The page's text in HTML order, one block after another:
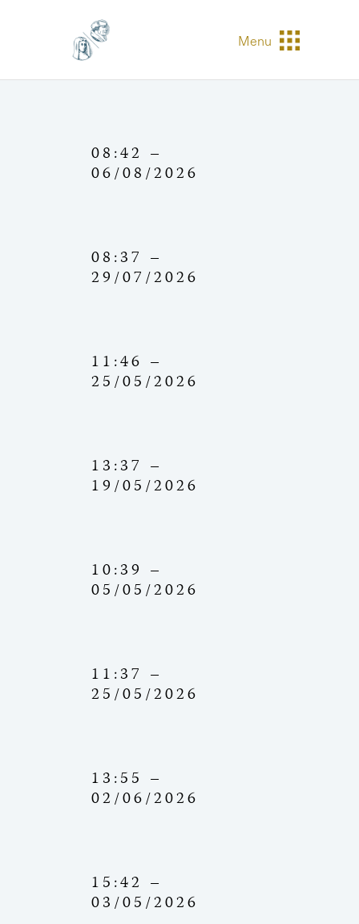
Menu
08:42 –
06/08/2026
08:37 –
29/07/2026
11:46 –
25/05/2026
13:37 –
19/05/2026
10:39 –
05/05/2026
11:37 –
25/05/2026
13:55 –
02/06/2026
15:42 –
03/05/2026